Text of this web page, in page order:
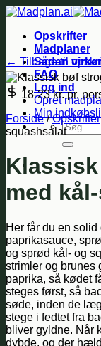
Fortsæt
indholdOpskrifter
Madplaner
Sådan
FAQ
Log ind
Opret
Min
Søg
efter:
← Tilbage til
18-23 kr. pr.
Forside/Opskrifter
squashsalat
med
Her får du en
paprikasauce,
og sprød kål- og
strimler og brunes
paprika, så kødet
steges først, så
søde, inden de
stege i fedtet fra
bliver gyldne. Når
dybde, og der